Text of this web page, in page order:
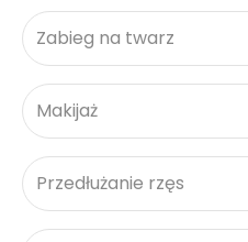
Zabieg na twarz
Makijaż
Przedłużanie rzęs